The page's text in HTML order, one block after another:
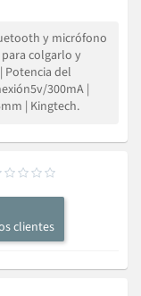
y micrófono
para colgarlo y
Potencia del
300mA |
| Kingtech.
   
clientes